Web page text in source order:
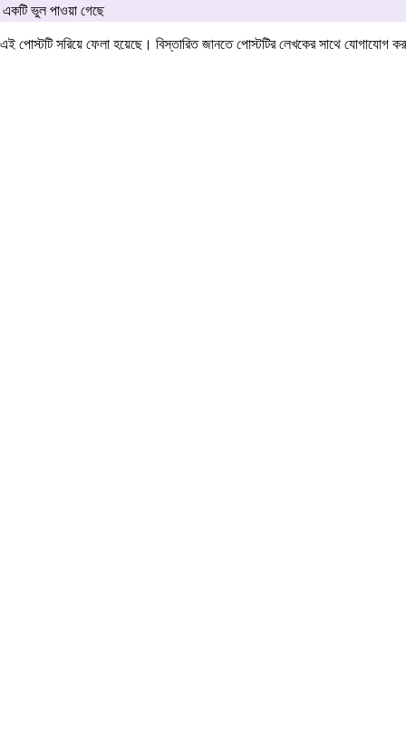
একটি ভুল পাওয়া গেছে
এই পোস্টটি সরিয়ে ফেলা হয়েছে। বিস্তারিত জানতে পোস্টটির লেখকের সাথে যোগাযোগ